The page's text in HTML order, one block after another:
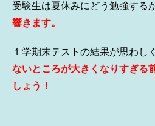
受験生は夏休みにどう勉強する
響きます。
１学期末テストの結果が思わし
ないところが大きくなりすぎる
しょう！